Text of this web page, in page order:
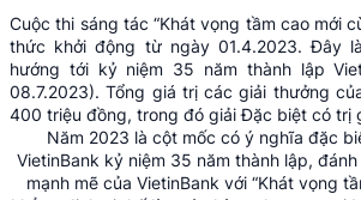
Cuộc thi sáng tác “Khát vọng tầm cao mới
thức khởi động từ ngày 01.4.2023. Đây
hướng tới kỷ niệm 35 năm thành lập
08.7.2023). Tổng giá trị các giải thưởng
400 triệu đồng, trong đó giải Đặc biệt có trị
Năm 2023 là cột mốc có ý nghĩa đặc
VietinBank kỷ niệm 35 năm thành lập,
mạnh mẽ của VietinBank với “Khát vọng